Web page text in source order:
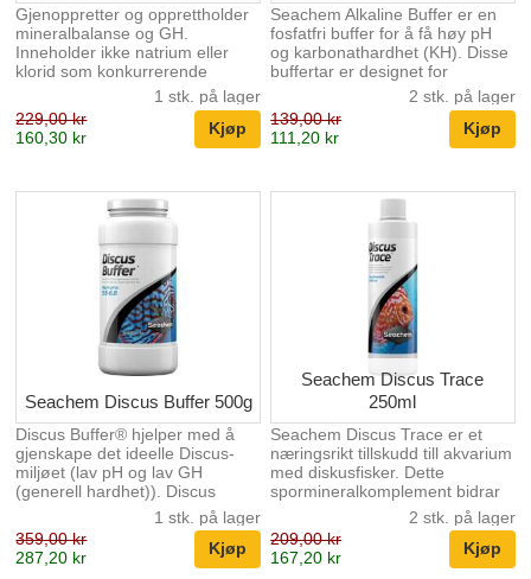
Gjenoppretter og opprettholder
mineralbalanse og GH.
Inneholder ikke natrium eller
klorid som konkurrerende
produkter. Ideelt egnet for bruk
med RO- eller DI-vann eller
vann med mangel på mineraler
Planter bruker mineraler fra
overleve og vokse. Dårlig
plantevekst kan skyldes mangel
på ett eller flere mineraler.
Seachem Equilibrium™ er
spesielt utviklet for å etablere
det ideelle mineralinnholdet for
planteakvariet. Den i...
1 stk. på lager
229,00 kr
160,30 kr
Seachem Alkaline Buffer er en
fosfatfri buffer for å få høy pH
og karbonathardhet (KH). Disse
buffertar er designet for
akvarium med første oppstart
eller for mye hardt vann
fosfatbuffertaren kan brukes for
problemet med Alger. Alkalisk
og forbedrer ferskvannsmiljø.
Dosering: For å øke pH, tilsett 1
teskje (6 g) for hver 80 liter
daglig til ønsket pH uppnås (den
højnerer hardheten med ca. 1
meq/L (2,8 dKH).
2 stk. på lager
139,00 kr
111,20 kr
Seachem Discus Buffer 500g
Discus Buffer® hjelper med å
gjenskape det ideelle Discus-
miljøet (lav pH og lav GH
(generell hardhet)). Discus
Buffer® vil senke pH og holde
den senket. Discus Buffer®
myker også vann ved å utfelle
kalsium og magnesium. Bruk
1 stk. på lager
359,00 kr
287,20 kr
Seachem Discus Trace
250ml
Seachem Discus Trace er et
næringsrikt tillskudd till akvarium
med diskusfisker. Dette
spormineralkomplement bidrar
till et sunt velbefinnende
Dosering: Bruk 1 kapsel (5 ml)
for hver 80 liter to ganger i
uken.
2 stk. på lager
209,00 kr
167,20 kr